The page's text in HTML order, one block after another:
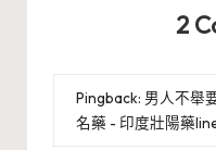
2
Pingback: 男人不舉
名藥 - 印度壯陽藥